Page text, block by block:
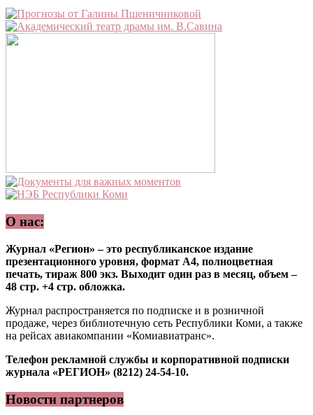
О нас:
Журнал «Регион» – это республиканское издание
презентационного уровня, формат А4, полноцветная
печать, тираж 800 экз. Выходит один раз в месяц, объем –
48 стр. +4 стр. обложка.
Журнал распространяется по подписке и в розничной
продаже, через библиотечную сеть Республики Коми, а также
на рейсах авиакомпании «Комиавиатранс».
Телефон рекламной службы и корпоративной подписки
журнала «РЕГИОН» (8212) 24-54-10.
Новости партнеров